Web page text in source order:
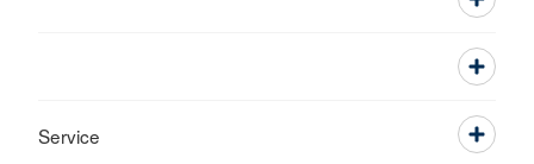
Service